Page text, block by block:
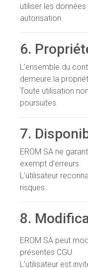
utiliser les
autorisation.
6.
L’ensemble du
demeure la
Toute utilisation
poursuites.
7.
EROM SA ne
exempt d’erreurs.
L’utilisateur
risques.
8.
EROM SA peut
présentes CGU.
L’utilisateur est